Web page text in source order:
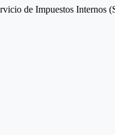
de Impuestos